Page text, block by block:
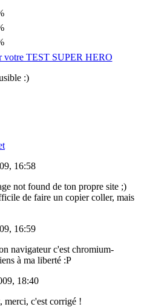
votre TEST SUPER HERO
:)
16:58
not found de ton propre site ;)
de faire un copier coller, mais
16:59
navigateur c'est chromium-
à ma liberté :P
18:40
merci, c'est corrigé !